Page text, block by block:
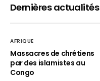
Dernières actualités
AFRIQUE
Massacres de chrétiens
par des islamistes au
Congo